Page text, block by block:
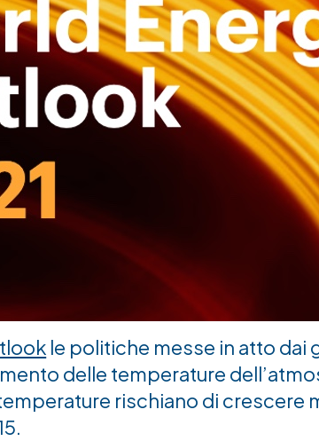
le politiche messe in atto dai
delle temperature
rischiano di crescere